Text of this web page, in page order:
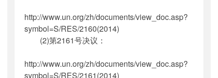
http://www.un.org/zh/documents/view_doc.asp?
symbol=S/RES/2160(2014)
(2)第2161号决议：
http://www.un.org/zh/documents/view_doc.asp?
symbol=S/RES/2161(2014)